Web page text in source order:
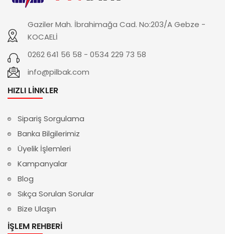
Gaziler Mah. İbrahimağa Cad. No:203/A Gebze -
KOCAELİ
0262 641 56 58 - 0534 229 73 58
info@pilbak.com
HIZLI LINKLER
Sipariş Sorgulama
Banka Bilgilerimiz
Üyelik İşlemleri
Kampanyalar
Blog
Sıkça Sorulan Sorular
Bize Ulaşın
İŞLEM REHBERI